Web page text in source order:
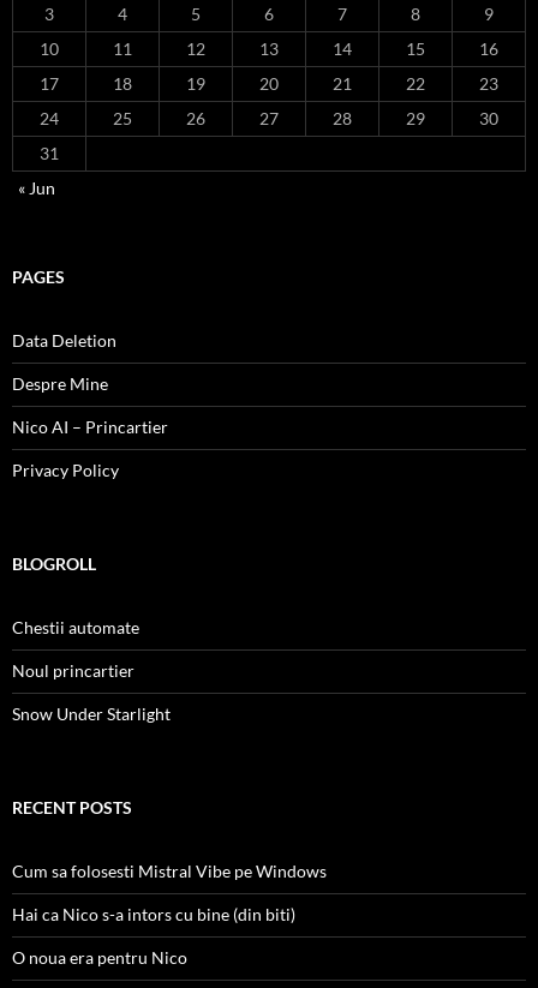
3 4 5 6 7 8
9
10
11 12 13 14 15
16
17
18 19 20 21 22
23
24
25 26 27 28 29
30
31
« Jun
PAGES
Data Deletion
Despre Mine
Nico AI – Princartier
Privacy Policy
BLOGROLL
Chestii automate
Noul princartier
Snow Under Starlight
RECENT POSTS
Cum sa folosesti Mistral Vibe pe Windows
Hai ca Nico s-a intors cu bine (din biti)
O noua era pentru Nico